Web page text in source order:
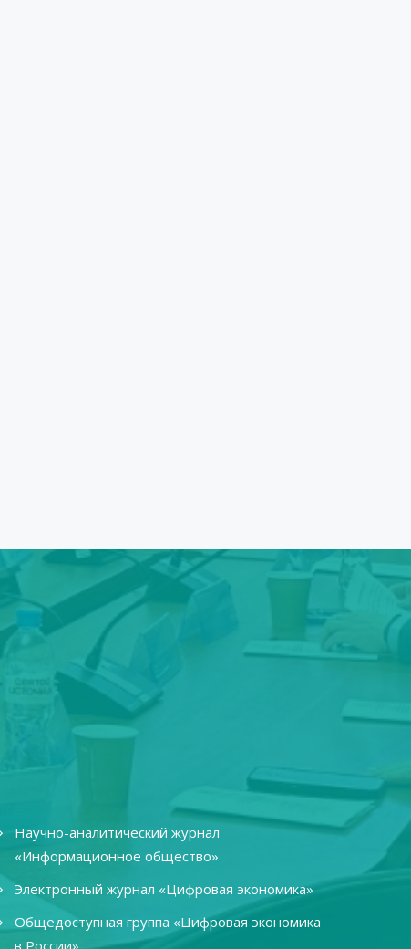
Научно-аналитический журнал
«Информационное общество»
Электронный журнал «Цифровая экономика»
Общедоступная группа «Цифровая экономика
в России»